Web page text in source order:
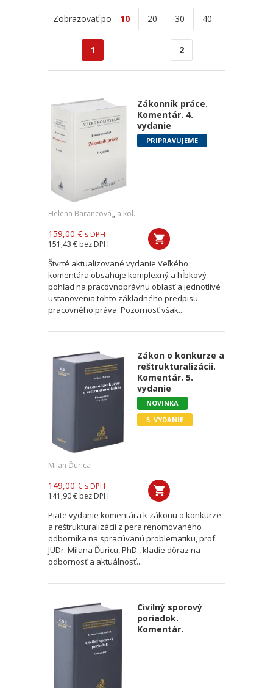
Zobrazovať po 10 20 30 40
1 2
Zákonník práce.
Komentár. 4.
vydanie
PRIPRAVUJEME
Helena Barancová,, a kol.
159,00 € s DPH
151,43 € bez DPH
Štvrté aktualizované vydanie Veľkého
komentára obsahuje komplexný a hĺbkový
pohľad na pracovnoprávnu oblasť a jednotlivé
ustanovenia tohto základného predpisu
pracovného práva. Pozornosť však...
Zákon o konkurze a
reštrukturalizácii.
Komentár. 5.
vydanie
NOVINKA
5. VYDANIE
Milan Ďurica
149,00 € s DPH
141,90 € bez DPH
Piate vydanie komentára k zákonu o konkurze
a reštrukturalizácii z pera renomovaného
odborníka na spracúvanú problematiku, prof.
JUDr. Milana Ďuricu, PhD., kladie dôraz na
odbornosť a aktuálnosť...
Civilný sporový
poriadok.
Komentár.